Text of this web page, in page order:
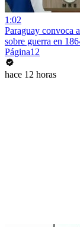
1:02
Paraguay convoca
sobre guerra en
Página12
hace 12 horas